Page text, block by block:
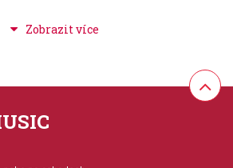
dur a fuga G lydická na téma Narodil
Natalis (Seger Josef)
Xaver)
Xaver)